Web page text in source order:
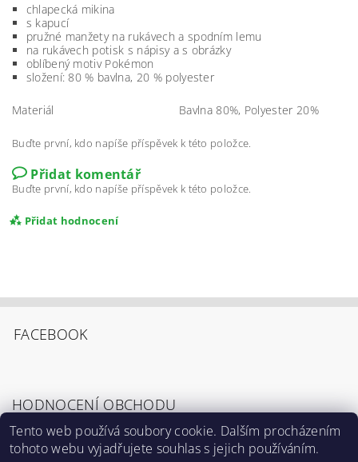
chlapecká mikina
s kapucí
pružné manžety na rukávech a spodním lemu
na rukávech potisk s nápisy a s obrázky
oblíbený motiv Pokémon
složení: 80 % bavlna, 20 % polyester
Materiál Bavlna 80%, Polyester 20%
Buďte první, kdo napíše příspěvek k této položce.
Přidat komentář
Buďte první, kdo napíše příspěvek k této položce.
Přidat hodnocení
FACEBOOK
HODNOCENÍ OBCHODU
Zobrazit všechna hodnocení obchodu
Tento web používá soubory cookie. Dalším procházením
tohoto webu vyjadřujete souhlas s jejich používáním.